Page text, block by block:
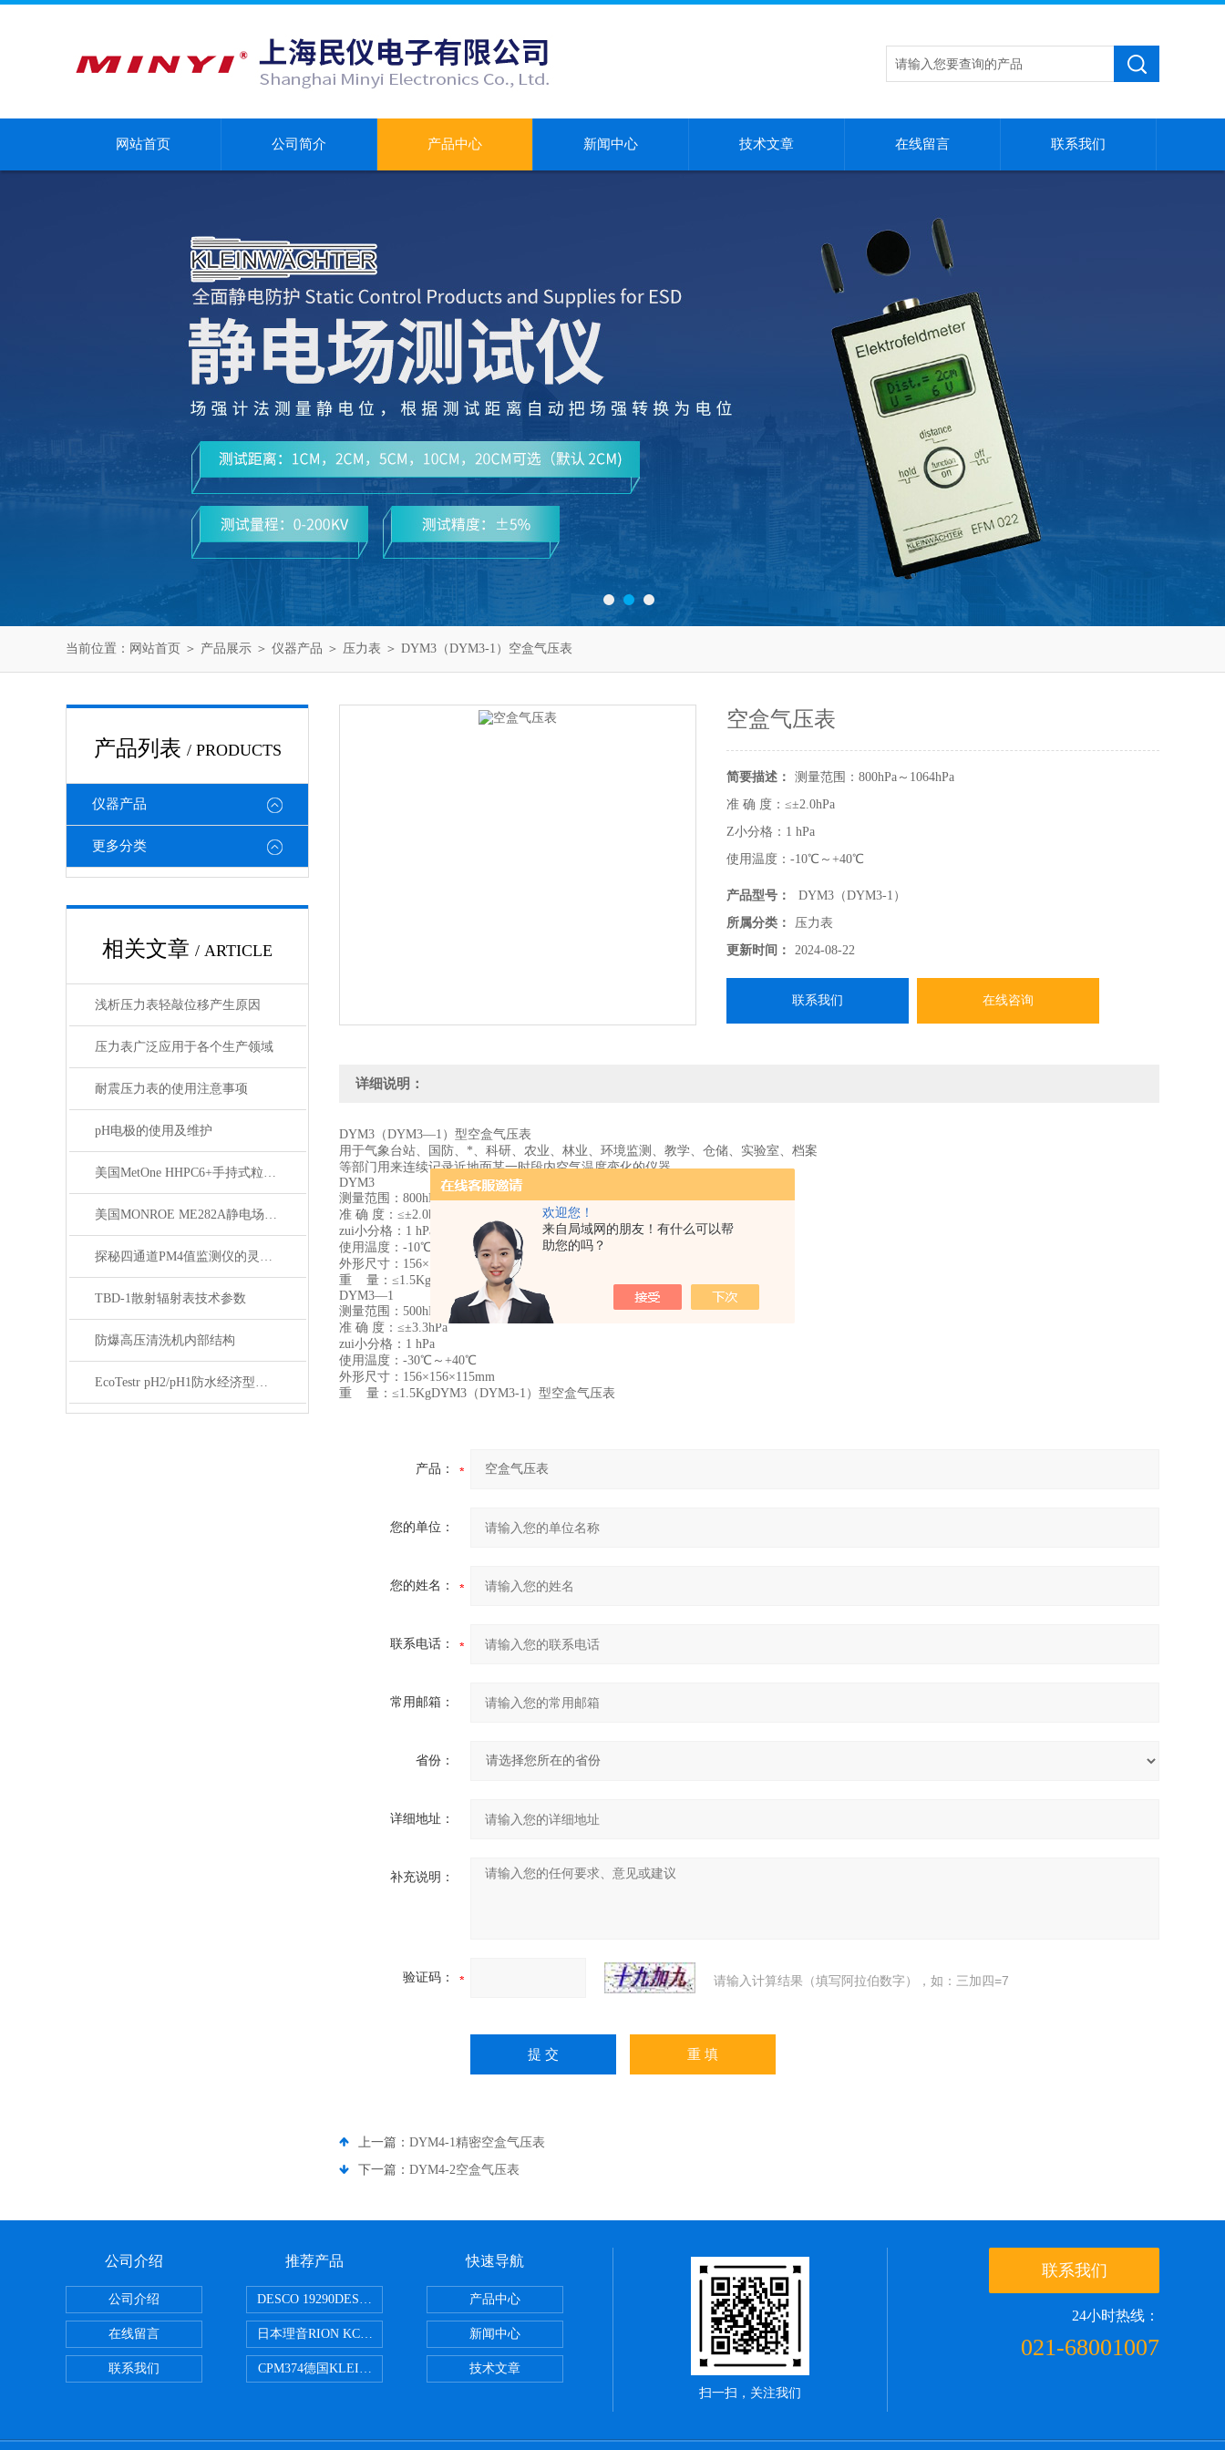
欢迎您！
来自局域网的朋友！有什么可以帮
助您的吗？
网站首页 公司简介 产品中心 新闻中心 技术文章 在线留言 联系我们
当前位置： 网站首页 ＞ 产品展示 ＞ 仪器产品 ＞ 压力表 ＞ DYM3（DYM3-1）空盒气压表
产品列表 / PRODUCTS
仪器产品
更多分类
相关文章 / ARTICLE
浅析压力表轻敲位移产生原因
压力表广泛应用于各个生产领域
耐震压力表的使用注意事项
pH电极的使用及维护
美国MetOne HHPC6+手持式粒子计数器技术参数
美国MONROE ME282A静电场测试仪技术参数
探秘四通道PM4值监测仪的灵活配置潜力
TBD-1散射辐射表技术参数
防爆高压清洗机内部结构
EcoTestr pH2/pH1防水经济型测试笔
空盒气压表
简要描述：
测量范围：800hPa～1064hPa
准 确 度：≤±2.0hPa
Z小分格：1 hPa
使用温度：-10℃～+40℃
产品型号：
DYM3（DYM3-1）
所属分类：
压力表
更新时间：
2024-08-22
联系我们 在线咨询
详细说明：
DYM3（DYM3—1）型空盒气压表
用于气象台站、国防、*、科研、农业、林业、环境监测、教学、仓储、实验室、档案
等部门用来连续记录近地面某一时段内空气温度变化的仪器
DYM3
测量范围：800hPa～1064hPa
准 确 度：≤±2.0hPa
zui小分格：1 hPa
使用温度：-10℃～+40℃
外形尺寸：156×156×115mm
重 量：≤1.5Kg
DYM3—1
测量范围：500hPa～1020hPa
准 确 度：≤±3.3hPa
zui小分格：1 hPa
使用温度：-30℃～+40℃
外形尺寸：156×156×115mm
重 量：≤1.5KgDYM3（DYM3-1）型空盒气压表
产品：
您的单位：
您的姓名：
联系电话：
常用邮箱：
省份：
详细地址：
补充说明：
验证码： 请输入计算结果（填写阿拉伯数字），如：三加四=7
上一篇： DYM4-1精密空盒气压表
下一篇： DYM4-2空盒气压表
公司介绍
公司介绍
在线留言
联系我们
推荐产品
DESCO 19290DESCO 19290重锤式表面电阻测试仪
日本理音RION KC-51/KC-52便携式激光粒子计数器
CPM374德国KLEINWAECHTER CPM374静电平板监测器
快速导航
产品中心
新闻中心
技术文章
扫一扫，关注我们
联系我们
24小时热线：
021-68001007